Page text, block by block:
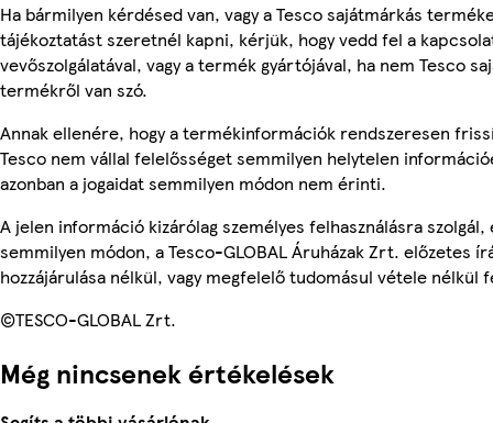
Ha bármilyen kérdésed van, vagy a Tesco sajátmárkás
tájékoztatást szeretnél kapni, kérjük, hogy vedd fel a
vevőszolgálatával, vagy a termék gyártójával, ha nem Tesco
termékről van szó.
Annak ellenére, hogy a termékinformációk rendszeresen
Tesco nem vállal felelősséget semmilyen helytelen
azonban a jogaidat semmilyen módon nem érinti.
A jelen információ kizárólag személyes felhasználásra
semmilyen módon, a Tesco-GLOBAL Áruházak Zrt. előzetes
hozzájárulása nélkül, vagy megfelelő tudomásul vétele nélkül
©TESCO-GLOBAL Zrt.
Még nincsenek értékelések